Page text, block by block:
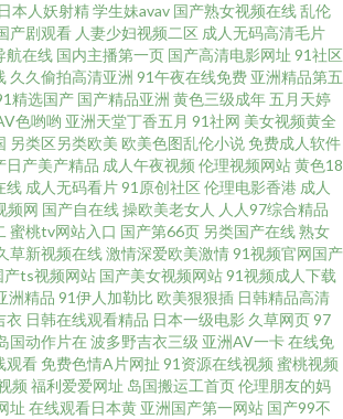
狠综合 午夜剧场91 欧亚美韩日 狠狠撸天天操 电影在
91噜噜噜在线观看 亚洲日韩欧美国产视频 日韩制服丝
在线免费看 亚洲成在线 免费国产美女一级a 丁香五月
洲人成网站免 日韩性爱视频 久久国产精品视频 成人网
区精品 国产αv天堂在 91在线免费播放 亚洲午夜精 四
干 国产午夜亚洲精品三区 福利社嫩草一二 91视频官
韩优在线 久热精品8 99在线国拍精品 欧美亚洲国产一
成a人片 国产传媒第四页 网站爱豆 国产三级免费版权
日本人妖射精学生妹avav 国产熟女视频在线乱伦
产剧观看 人妻少妇视频二区 成人无码高清毛片
航在线 国内主播第一页 国产高清电影网址 91社区
久久偷拍高清亚洲 91午夜在线免费 亚洲精品第五
精选国产 国产精品亚洲 黄色三级成年 五月天婷
色哟哟 亚洲天堂丁香五月 91社网 美女视频黄全
另类区另类欧美 欧美色图乱伦小说 免费成人软件
日产美产精品 成人午夜视频 伦理视频网站黄色18
线 成人无码看片91原创社区 伦理电影香港 成人
频网 国产自在线操欧美老女人 人人97综合精品
蜜桃tv网站入口 国产第66页 另类国产在线熟女
草新视频在线激情深爱欧美激情91视频官网国产
产ts视频网站 国产美女视频网站91视频成人下载
洲精品 91伊人加勒比 欧美狠狠插 日韩精品高清
衣 日韩在线观看精品 日本一级电影 久草网页97
国动作片在 波多野吉衣三级 亚洲AV一卡在线免
观看 免费色情A片网扯 91资源在线视频 蜜桃视频
频 福利爱爱网址 岛国搬运工首页伦理朋友的妈
址 在线观看日本黄 亚洲国产第一网站 国产99不